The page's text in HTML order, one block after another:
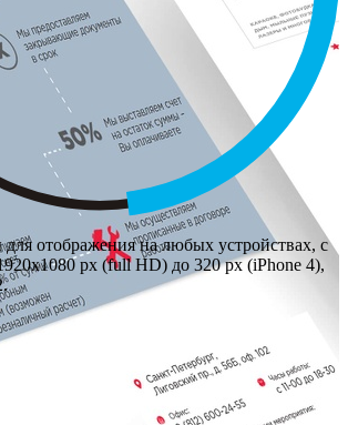
отображения на любых устройствах, с
px (full HD) до 320 px (iPhone 4),